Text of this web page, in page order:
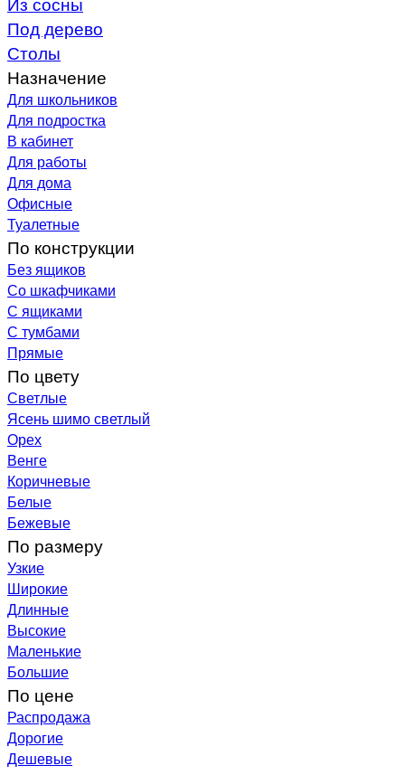
Под дерево
Столы
Назначение
Для школьников
Для подростка
В кабинет
Для работы
Для дома
Офисные
Туалетные
По конструкции
Без ящиков
Со шкафчиками
С ящиками
С тумбами
Прямые
По цвету
Светлые
Ясень шимо светлый
Орех
Венге
Коричневые
Белые
Бежевые
По размеру
Узкие
Широкие
Длинные
Высокие
Маленькие
Большие
По цене
Распродажа
Дорогие
Дешевые